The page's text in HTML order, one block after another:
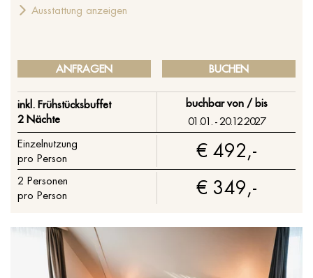
Ausstattung anzeigen
ANFRAGEN BUCHEN
inkl. Frühstücksbuffet
2 Nächte
buchbar von / bis
01.01. - 20.12.2027
Einzelnutzung
pro Person
€ 492,-
2 Personen
pro Person
€ 349,-